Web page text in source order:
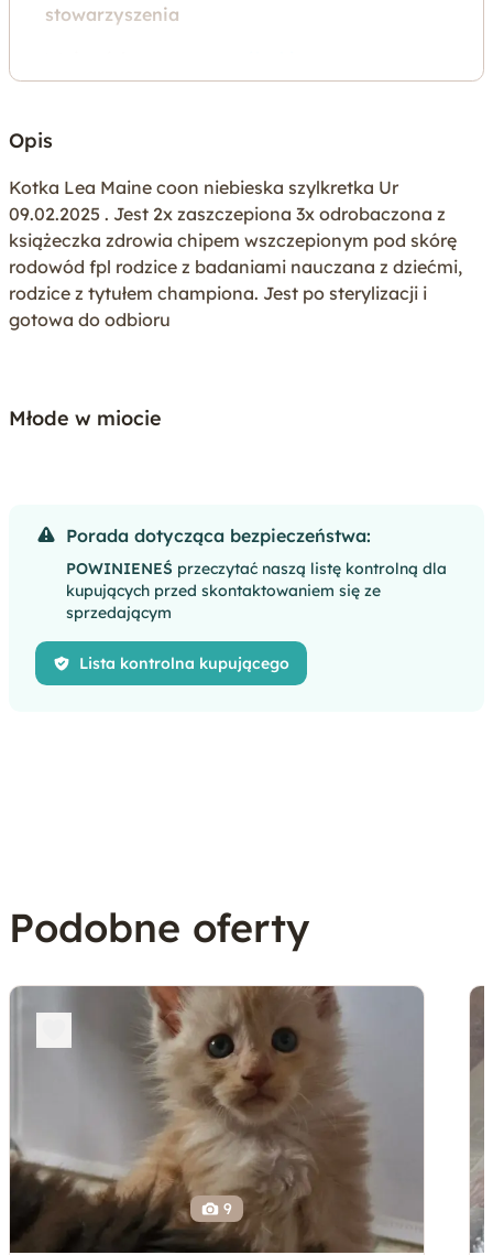
stowarzyszenia
Rodzaj oferty
Rasa
Maine Coon
Dostępność od
-
Zwierzęta w miocie
5 samic / 4 samce
Wiek
Tak Mikrochip
Tak Odrobaczenie
Tak Zbadany profil DNA rodziców
Opis
Kotka Lea Maine coon niebieska szylkretka Ur
09.02.2025 . Jest 2x zaszczepiona 3x odrobaczona z
książeczka zdrowia chipem wszczepionym pod skórę
rodowód fpl rodzice z badaniami nauczana z dziećmi,
rodzice z tytułem championa. Jest po sterylizacji i
gotowa do odbioru
Młode w miocie
Porada dotycząca bezpieczeństwa:
POWINIENEŚ przeczytać naszą listę kontrolną dla
kupujących przed skontaktowaniem się ze
sprzedającym
Lista kontrolna kupującego
Podobne oferty
9